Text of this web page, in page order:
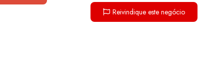
Reivindique este negócio